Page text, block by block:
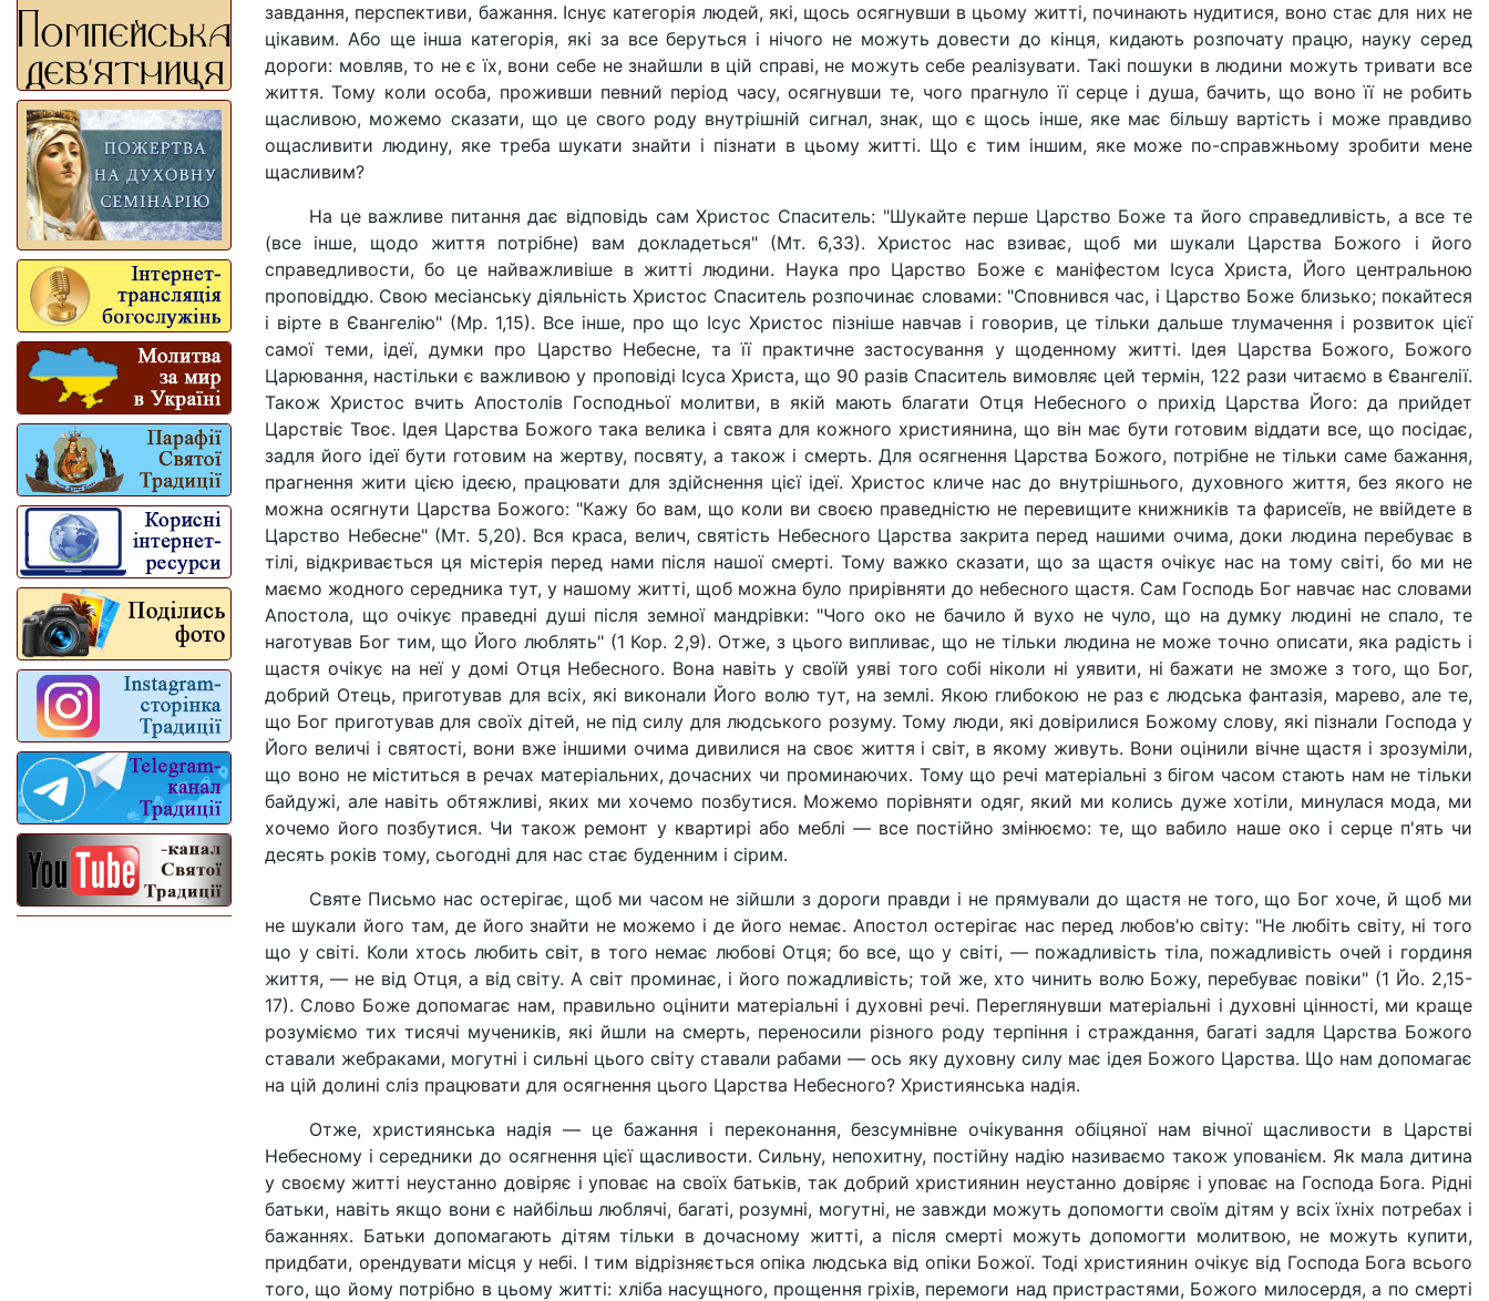
завдання, перспективи, бажання. Існує категорія людей, які, щось осягнувши в цьому житті, починають нудитися, воно стає для них не
цікавим. Або ще інша категорія, які за все беруться і нічого не можуть довести до кінця, кидають розпочату працю, науку серед
дороги: мовляв, то не є їх, вони себе не знайшли в цій справі, не можуть себе реалізувати. Такі пошуки в людини можуть тривати все
життя. Тому коли особа, проживши певний період часу, осягнувши те, чого прагнуло її серце і душа, бачить, що воно її не робить
щасливою, можемо сказати, що це свого роду внутрішній сигнал, знак, що є щось інше, яке має більшу вартість і може правдиво
ощасливити людину, яке треба шукати знайти і пізнати в цьому житті. Що є тим іншим, яке може по-справжньому зробити мене
щасливим?
На це важливе питання дає відповідь сам Христос Спаситель: "Шукайте перше Царство Боже та його справедливість, а все те
(все інше, щодо життя потрібне) вам докладеться" (Мт. 6,33). Христос нас взиває, щоб ми шукали Царства Божого і його
справедливости, бо це найважливіше в житті людини. Наука про Царство Боже є маніфестом Ісуса Христа, Його центральною
проповіддю. Свою месіанську діяльність Христос Спаситель розпочинає словами: "Сповнився час, і Царство Боже близько; покайтеся
і вірте в Євангелію" (Мр. 1,15). Все інше, про що Ісус Христос пізніше навчав і говорив, це тільки дальше тлумачення і розвиток цієї
самої теми, ідеї, думки про Царство Небесне, та її практичне застосування у щоденному житті. Ідея Царства Божого, Божого
Царювання, настільки є важливою у проповіді Ісуса Христа, що 90 разів Спаситель вимовляє цей термін, 122 рази читаємо в Євангелії.
Також Христос вчить Апостолів Господньої молитви, в якій мають благати Отця Небесного о прихід Царства Його: да прийдет
Царствіє Твоє. Ідея Царства Божого така велика і свята для кожного християнина, що він має бути готовим віддати все, що посідає,
задля його ідеї бути готовим на жертву, посвяту, а також і смерть. Для осягнення Царства Божого, потрібне не тільки саме бажання,
прагнення жити цією ідеєю, працювати для здійснення цієї ідеї. Христос кличе нас до внутрішнього, духовного життя, без якого не
можна осягнути Царства Божого: "Кажу бо вам, що коли ви своєю праведністю не перевищите книжників та фарисеїв, не ввійдете в
Царство Небесне" (Мт. 5,20). Вся краса, велич, святість Небесного Царства закрита перед нашими очима, доки людина перебуває в
тілі, відкривається ця містерія перед нами після нашої смерті. Тому важко сказати, що за щастя очікує нас на тому світі, бо ми не
маємо жодного середника тут, у нашому житті, щоб можна було прирівняти до небесного щастя. Сам Господь Бог навчає нас словами
Апостола, що очікує праведні душі після земної мандрівки: "Чого око не бачило й вухо не чуло, що на думку людині не спало, те
наготував Бог тим, що Його люблять" (1 Кор. 2,9). Отже, з цього випливає, що не тільки людина не може точно описати, яка радість і
щастя очікує на неї у домі Отця Небесного. Вона навіть у своїй уяві того собі ніколи ні уявити, ні бажати не зможе з того, що Бог,
добрий Отець, приготував для всіх, які виконали Його волю тут, на землі. Якою глибокою не раз є людська фантазія, марево, але те,
що Бог приготував для своїх дітей, не під силу для людського розуму. Тому люди, які довірилися Божому слову, які пізнали Господа у
Його величі і святості, вони вже іншими очима дивилися на своє життя і світ, в якому живуть. Вони оцінили вічне щастя і зрозуміли,
що воно не міститься в речах матеріальних, дочасних чи проминаючих. Тому що речі матеріальні з бігом часом стають нам не тільки
байдужі, але навіть обтяжливі, яких ми хочемо позбутися. Можемо порівняти одяг, який ми колись дуже хотіли, минулася мода, ми
хочемо його позбутися. Чи також ремонт у квартирі або меблі — все постійно змінюємо: те, що вабило наше око і серце п'ять чи
десять років тому, сьогодні для нас стає буденним і сірим.
Святе Письмо нас остерігає, щоб ми часом не зійшли з дороги правди і не прямували до щастя не того, що Бог хоче, й щоб ми
не шукали його там, де його знайти не можемо і де його немає. Апостол остерігає нас перед любов'ю світу: "Не любіть світу, ні того
що у світі. Коли хтось любить світ, в того немає любові Отця; бо все, що у світі, — пожадливість тіла, пожадливість очей і гординя
життя, — не від Отця, а від світу. А світ проминає, і його пожадливість; той же, хто чинить волю Божу, перебуває повіки" (1 Йо. 2,15-
17). Слово Боже допомагає нам, правильно оцінити матеріальні і духовні речі. Переглянувши матеріальні і духовні цінності, ми краще
розуміємо тих тисячі мучеників, які йшли на смерть, переносили різного роду терпіння і страждання, багаті задля Царства Божого
ставали жебраками, могутні і сильні цього світу ставали рабами — ось яку духовну силу має ідея Божого Царства. Що нам допомагає
на цій долині сліз працювати для осягнення цього Царства Небесного? Християнська надія.
Отже, християнська надія — це бажання і переконання, безсумнівне очікування обіцяної нам вічної щасливости в Царстві
Небесному і середники до осягнення цієї щасливости. Сильну, непохитну, постійну надію називаємо також упованієм. Як мала дитина
у своєму житті неустанно довіряє і уповає на своїх батьків, так добрий християнин неустанно довіряє і уповає на Господа Бога. Рідні
батьки, навіть якщо вони є найбільш люблячі, багаті, розумні, могутні, не завжди можуть допомогти своїм дітям у всіх їхніх потребах і
бажаннях. Батьки допомагають дітям тільки в дочасному житті, а після смерті можуть допомогти молитвою, не можуть купити,
придбати, орендувати місця у небі. І тим відрізняється опіка людська від опіки Божої. Тоді християнин очікує від Господа Бога всього
того, що йому потрібно в цьому житті: хліба насущного, прощення гріхів, перемоги над пристрастями, Божого милосердя, а по смерті